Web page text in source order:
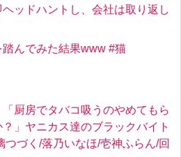
ッドハントし、会社は取り返し
んでみた結果www #猫
「厨房でタバコ吸うのやめてもら
」ヤニカス達のブラックバイト
つづく/落乃いなほ/壱神ふらん/回